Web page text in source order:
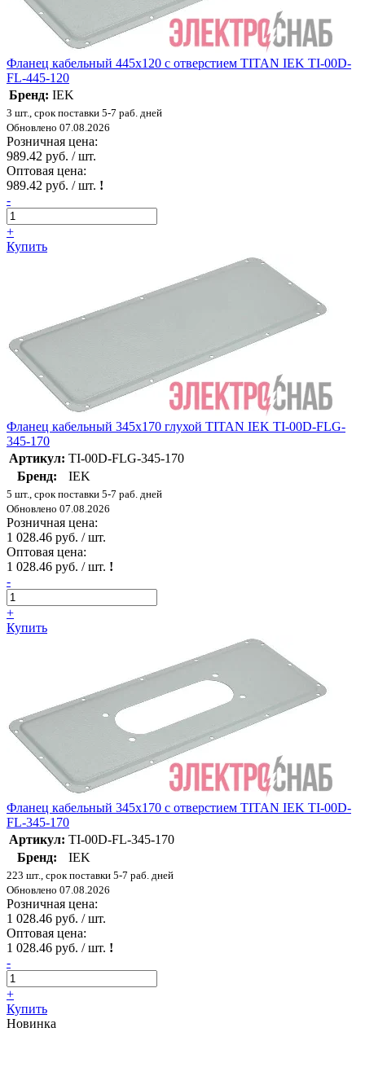
Фланец кабельный 445х120 с отверстием TITAN IEK TI-00D-
FL-445-120
Бренд: IEK
3 шт., срок поставки 5-7 раб. дней
Обновлено 07.08.2026
Розничная цена:
989.42 руб. / шт.
Оптовая цена:
989.42 руб. / шт. !
-
+
Купить
Фланец кабельный 345х170 глухой TITAN IEK TI-00D-FLG-
345-170
Артикул: TI-00D-FLG-345-170
Бренд:
IEK
5 шт., срок поставки 5-7 раб. дней
Обновлено 07.08.2026
Розничная цена:
1 028.46 руб. / шт.
Оптовая цена:
1 028.46 руб. / шт. !
-
+
Купить
Фланец кабельный 345х170 с отверстием TITAN IEK TI-00D-
FL-345-170
Артикул: TI-00D-FL-345-170
Бренд:
IEK
223 шт., срок поставки 5-7 раб. дней
Обновлено 07.08.2026
Розничная цена:
1 028.46 руб. / шт.
Оптовая цена:
1 028.46 руб. / шт. !
-
+
Купить
Новинка